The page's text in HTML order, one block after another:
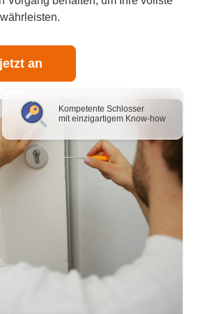
Kompetente Schlosser
mit einzigartigem Know-how
an